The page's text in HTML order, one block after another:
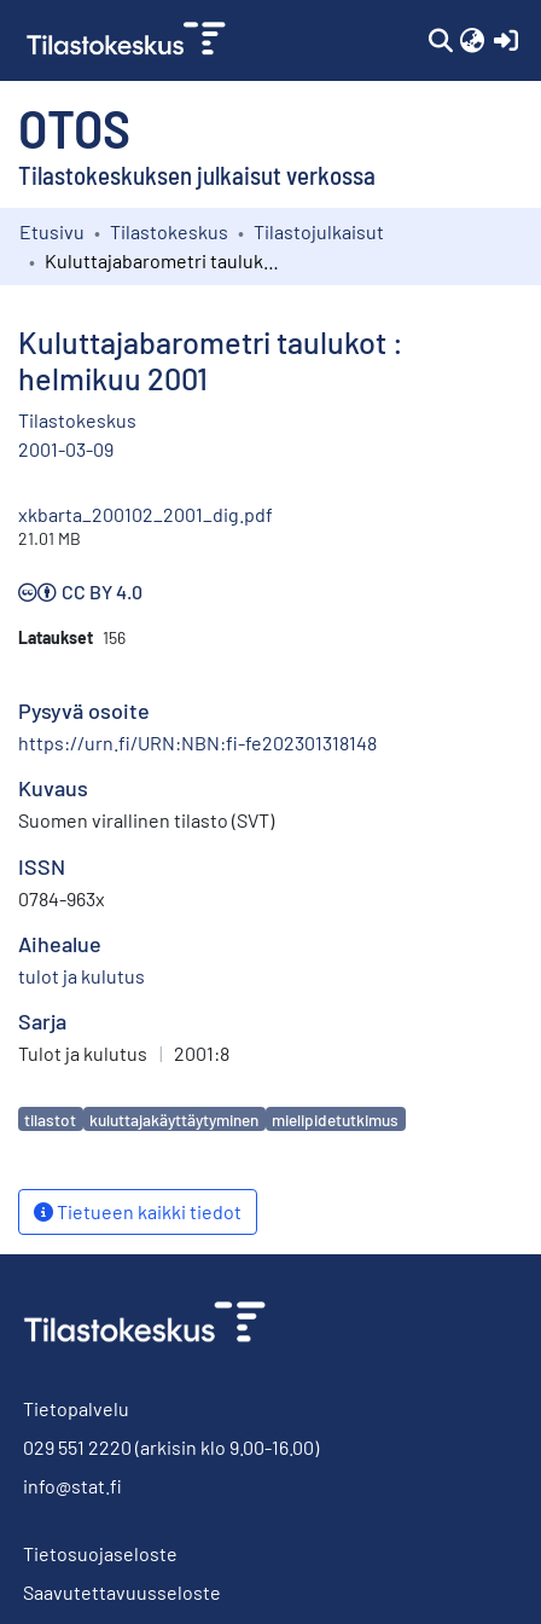
OTOS
Tilastokeskuksen julkaisut verkossa
Kokoelmat
Etusivu Tilastokeskus
Tilastojulkaisut
Kuluttajabarometri taulukot :
helmikuu 2001
Tilastokeskus
2001-03-09
xkbarta_200102_2001_dig.pdf
21.01 MB
CC BY 4.0
Lataukset 156
Pysyvä osoite
https://urn.fi/URN:NBN:fi-fe202301318148
Kuvaus
Suomen virallinen tilasto (SVT)
ISSN
0784-963x
Aihealue
tulot ja kulutus
Sarja
Tulot ja kulutus | 2001:8
Avainsanat
tilastot kuluttajakäyttäytyminen mielipidetutkimus
Tietueen kaikki tiedot
Tietopalvelu
029 551 2220 (arkisin klo 9.00-16.00)
info@stat.fi
Tietosuojaseloste
Saavutettavuusseloste